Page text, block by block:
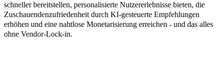
schneller bereitstellen, personalisierte Nutzererlebnisse bieten, die
Zuschauendenzufriedenheit durch KI-gesteuerte Empfehlungen
erhöhen und eine nahtlose Monetarisierung erreichen - und das alles
ohne Vendor-Lock-in.